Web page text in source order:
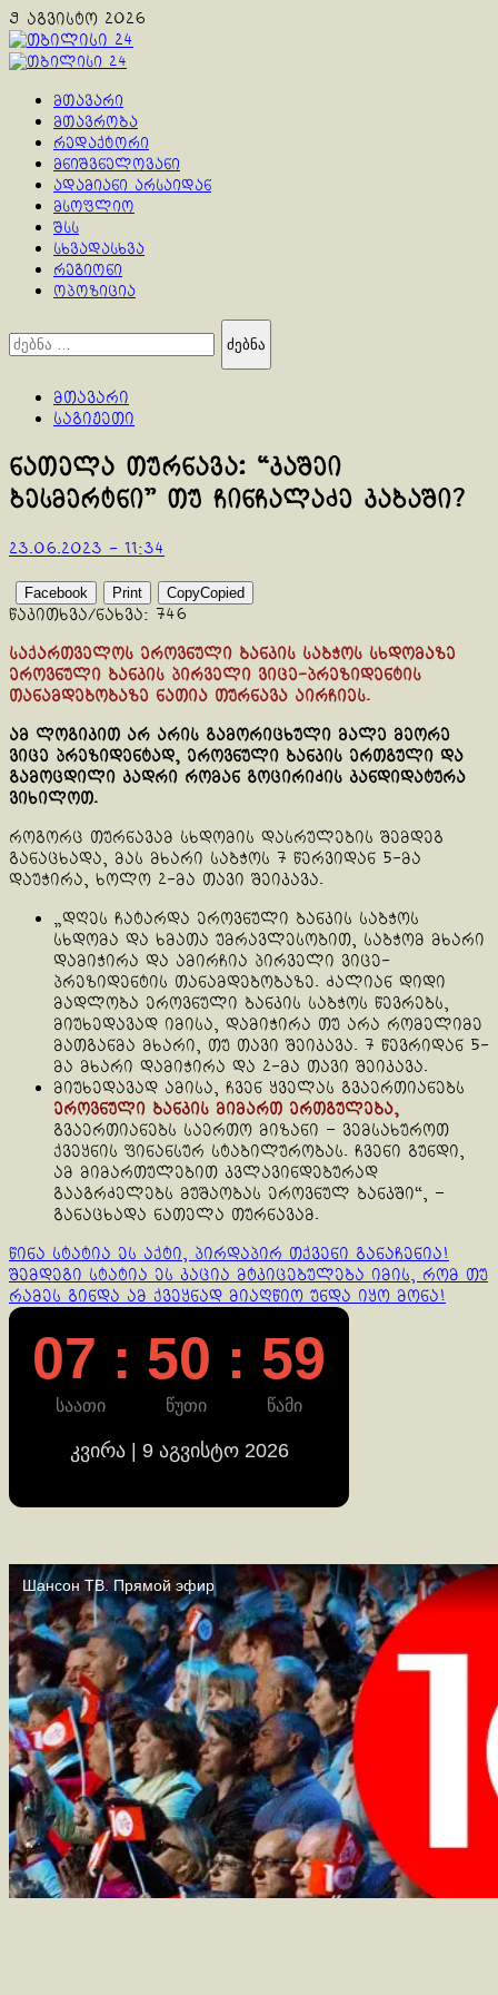
Skip
to
content
9 აგვისტო 2026
Primary
მთავარი
მთავრობა
რედაქტორი
მნიშვნელოვანი
ადამიანი არსაიდან
მსოფლიო
შსს
სხვადასხვა
რეგიონი
ოპოზიცია
ძებნა:
მთავარი
საგიჟეთი
ნათელა თურნავა: “კაშეი
ბესმერტნი” თუ ჩინჩალაძე კაბაში?
23.06.2023 - 11:34
Facebook Print CopyCopied
წაკითხვა/ნახვა: 746
საქართველოს ეროვნული ბანკის საბჭოს სხდომაზე
ეროვნული ბანკის პირველი ვიცე-პრეზიდენტის
თანამდებობაზე ნათია თურნავა აირჩიეს.
ამ ლოგიკით არ არის გამორიცხული მალე მეორე
ვიცე პრეზიდენტად, ეროვნული ბანკის ერთგული და
გამოცდილი კადრი რომან გოცირიძის კანდიდატურა
ვიხილოთ.
როგორც თურნავამ სხდომის დასრულების შემდეგ
განაცხადა, მას მხარი საბჭოს 7 წერვიდან 5-მა
დაუჭირა, ხოლო 2-მა თავი შეიკავა.
„დღეს ჩატარდა ეროვნული ბანკის საბჭოს
სხდომა და ხმათა უმრავლესობით, საბჭომ მხარი
დამიჭირა და ამირჩია პირველი ვიცე-
პრეზიდენტის თანამდებობაზე. ძალიან დიდი
მადლობა ეროვნული ბანკის საბჭოს წევრებს,
მიუხედავად იმისა, დამიჭირა თუ არა რომელიმე
მათგანმა მხარი, თუ თავი შეიკავა. 7 წევრიდან 5-
მა მხარი დამიჭირა და 2-მა თავი შეიკავა.
მიუხედავად ამისა, ჩვენ ყველას გვაერთიანებს
ეროვნული ბანკის მიმართ ერთგულება,
გვაერთიანებს საერთო მიზანი – ვემსახუროთ
ქვეყნის ფინანსურ სტაბილურობას. ჩვენი გუნდი,
ამ მიმართულებით კვლავინდებურად
გააგრძელებს მუშაობას ეროვნულ ბანკში“, –
განაცხადა ნათელა თურნავამ.
Continue
Reading
წინა სტატია ეს აქტი, პირდაპირ თქვენი განაჩენია!
შემდეგი სტატია ეს კაცია მტკიცებულება იმის, რომ თუ
რამეს გინდა ამ ქვეყნად მიაღწიო უნდა იყო მონა!
07 : 50 : 59
საათი წუთი წამი
კვირა | 9 აგვისტო 2026